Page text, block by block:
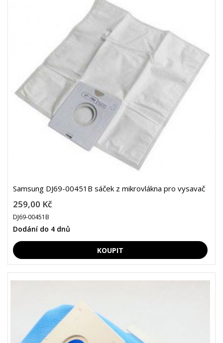
Samsung DJ69-00451B sáček z mikrovlákna pro vysavač
259,00 Kč
DJ69-00451B
Dodání do 4 dnů